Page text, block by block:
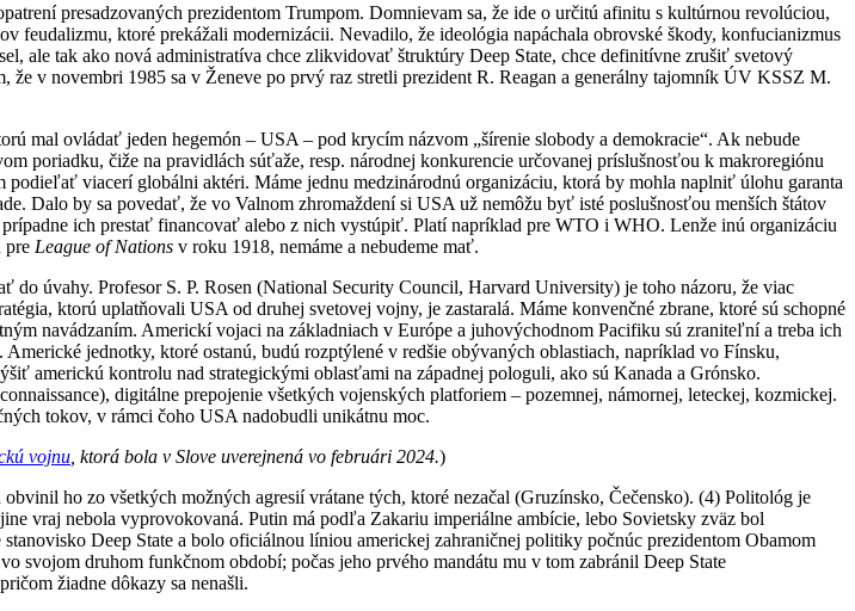
presadzovaných prezidentom Trumpom. Domnievam sa, že ide o určitú afinitu s kultúrnou revolúciou,
feudalizmu, ktoré prekážali modernizácii. Nevadilo, že ideológia napáchala obrovské škody, konfucianizmus
ale tak ako nová administratíva chce zlikvidovať štruktúry Deep State, chce definitívne zrušiť svetový
v novembri 1985 sa v Ženeve po prvý raz stretli prezident R. Reagan a generálny tajomník ÚV KSSZ M.
mal ovládať jeden hegemón – USA – pod krycím názvom „šírenie slobody a demokracie“. Ak nebude
poriadku, čiže na pravidlách súťaže, resp. národnej konkurencie určovanej príslušnosťou k makroregiónu
viacerí globálni aktéri. Máme jednu medzinárodnú organizáciu, ktorá by mohla naplniť úlohu garanta
Dalo by sa povedať, že vo Valnom zhromaždení si USA už nemôžu byť isté poslušnosťou menších štátov
ich prestať financovať alebo z nich vystúpiť. Platí napríklad pre WTO i WHO. Lenže inú organizáciu
pre League of Nations v roku 1918, nemáme a nebudeme mať.
úvahy. Profesor S. P. Rosen (National Security Council, Harvard University) je toho názoru, že viac
ktorú uplatňovali USA od druhej svetovej vojny, je zastaralá. Máme konvenčné zbrane, ktoré sú schopné
navádzaním. Americkí vojaci na základniach v Európe a juhovýchodnom Pacifiku sú zraniteľní a treba ich
jednotky, ktoré ostanú, budú rozptýlené v redšie obývaných oblastiach, napríklad vo Fínsku,
americkú kontrolu nad strategickými oblasťami na západnej pologuli, ako sú Kanada a Grónsko.
digitálne prepojenie všetkých vojenských platforiem – pozemnej, námornej, leteckej, kozmickej.
tokov, v rámci čoho USA nadobudli unikátnu moc.
vojnu , ktorá bola v Slove uverejnená vo februári 2024.)
ho zo všetkých možných agresií vrátane tých, ktoré nezačal (Gruzínsko, Čečensko). (4) Politológ je
vraj nebola vyprovokovaná. Putin má podľa Zakariu imperiálne ambície, lebo Sovietsky zväz bol
Deep State a bolo oficiálnou líniou americkej zahraničnej politiky počnúc prezidentom Obamom
druhom funkčnom období; počas jeho prvého mandátu mu v tom zabránil Deep State
žiadne dôkazy sa nenašli.